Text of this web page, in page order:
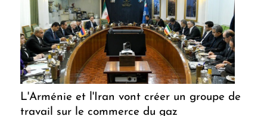
L'Arménie et l'Iran vont créer un groupe de
travail sur le commerce du gaz